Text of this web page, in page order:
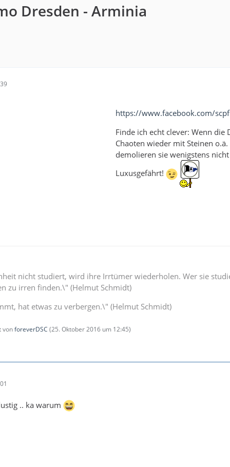
Dresden - Arminia
https://www.facebook.com/
Finde ich echt clever: Wenn die
Chaoten wieder mit Steinen
demolieren sie wenigstens
Luxusgefährt!
nicht studiert, wird ihre Irrtümer wiederholen. Wer sie
zu irren finden.\" (Helmut Schmidt)
hat etwas zu verbergen.\" (Helmut Schmidt)
vonforeverDSC (25. Oktober 2016 um 12:45)
.. ka warum